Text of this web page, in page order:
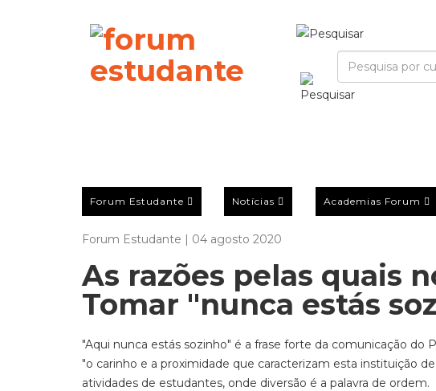
Forum Estudante Notícias Academias Forum
Forum Estudante | 04 agosto 2020
As razões pelas quais
Tomar "nunca estás
"Aqui nunca estás sozinho" é a frase forte da comunicação do
"o carinho e a proximidade que caracterizam esta instituição
atividades de estudantes, onde diversão é a palavra de ordem.